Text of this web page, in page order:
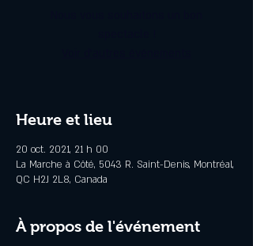
Heure et lieu
20 oct. 2021, 21 h 00
La Marche à Côté, 5043 R. Saint-Denis, Montréal,
QC H2J 2L8, Canada
À propos de l'événement